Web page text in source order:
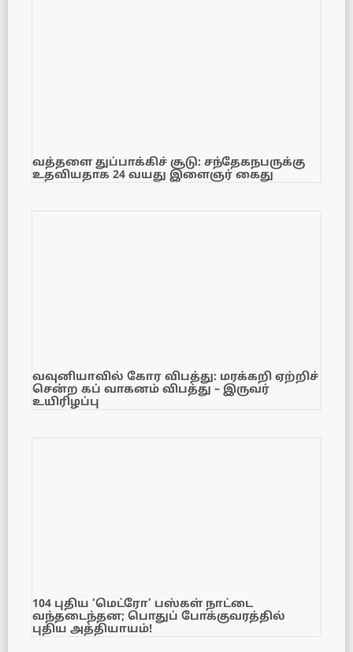
வத்தளை துப்பாக்கிச் சூடு: சந்தேகநபருக்கு
உதவியதாக 24 வயது இளைஞர் கைது
வவுனியாவில் கோர விபத்து: மரக்கறி ஏற்றிச்
சென்ற கப் வாகனம் விபத்து – இருவர்
உயிரிழப்பு
104 புதிய ‘மெட்ரோ’ பஸ்கள் நாட்டை
வந்தடைந்தன; பொதுப் போக்குவரத்தில்
புதிய அத்தியாயம்!